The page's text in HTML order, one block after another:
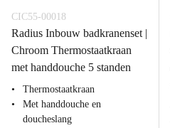
CIC55-00018
Radius Inbouw badkranenset |
Chroom Thermostaatkraan
met handdouche 5 standen
Thermostaatkraan
Met handdouche en
doucheslang